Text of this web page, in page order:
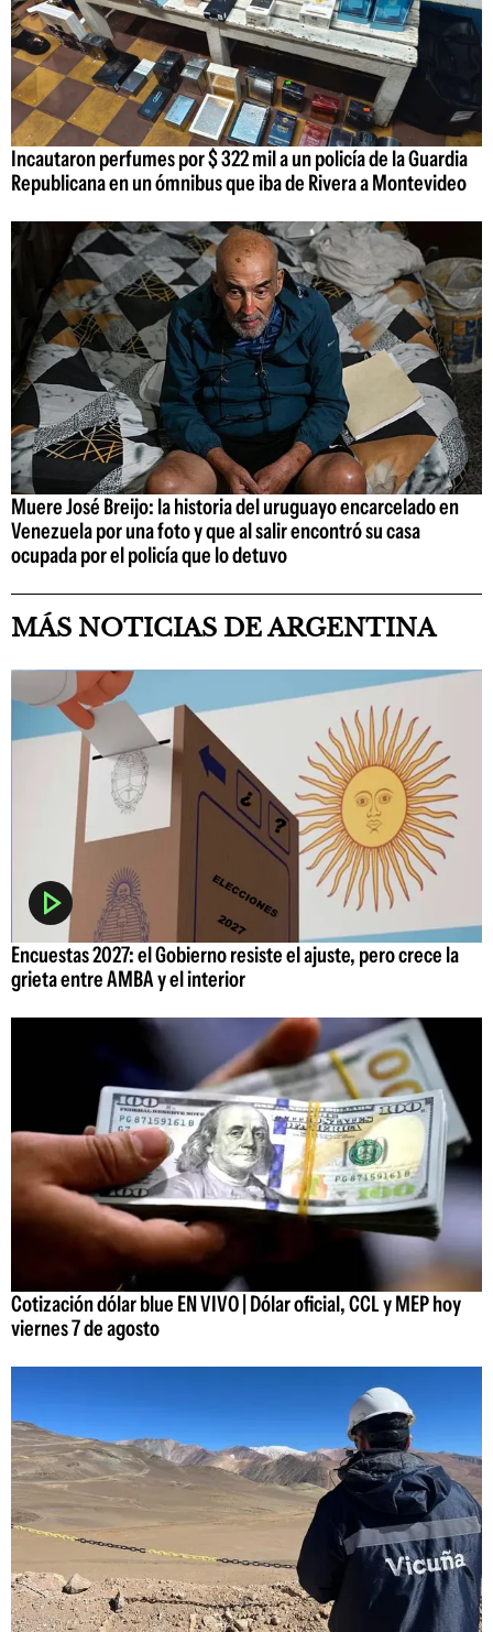
Incautaron perfumes por $ 322 mil a un policía de la Guardia
Republicana en un ómnibus que iba de Rivera a Montevideo
Muere José Breijo: la historia del uruguayo encarcelado en
Venezuela por una foto y que al salir encontró su casa
ocupada por el policía que lo detuvo
MÁS NOTICIAS DE ARGENTINA
Encuestas 2027: el Gobierno resiste el ajuste, pero crece la
grieta entre AMBA y el interior
Cotización dólar blue EN VIVO | Dólar oficial, CCL y MEP hoy
viernes 7 de agosto